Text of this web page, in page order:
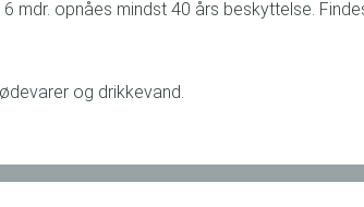
mdr. opnåes mindst 40 års beskyttelse.
og drikkevand.